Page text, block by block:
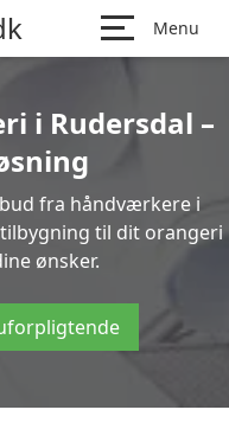
Menu
i Rudersdal –
fra håndværkere i
til dit orangeri
ønsker.